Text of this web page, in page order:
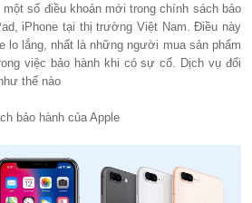
số điều khoản mới trong chính sách bảo
iPhone tại thị trường Việt Nam. Điều này
lo lắng, nhất là những người mua sản phẩm
việc bảo hành khi có sự cố. Dịch vụ đổi
thế nào
bảo hành của Apple